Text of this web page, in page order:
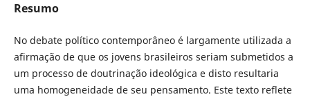
Resumo
No debate político contemporâneo é largamente utilizada a
afirmação de que os jovens brasileiros seriam submetidos a
um processo de doutrinação ideológica e disto resultaria
uma homogeneidade de seu pensamento. Este texto reflete